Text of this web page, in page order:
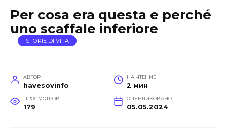
Per cosa era questa e perché
uno scaffale inferiore
STORIE DI VITA
АВТОР
havesovinfo
НА ЧТЕНИЕ
2 мин
ПРОСМОТРОВ
179
ОПУБЛИКОВАНО
05.05.2024